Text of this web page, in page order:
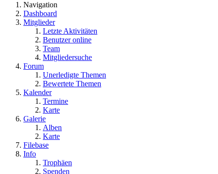
Navigation
Dashboard
Mitglieder
Letzte Aktivitäten
Benutzer online
Team
Mitgliedersuche
Forum
Unerledigte Themen
Bewertete Themen
Kalender
Termine
Karte
Galerie
Alben
Karte
Filebase
Info
Trophäen
Spenden